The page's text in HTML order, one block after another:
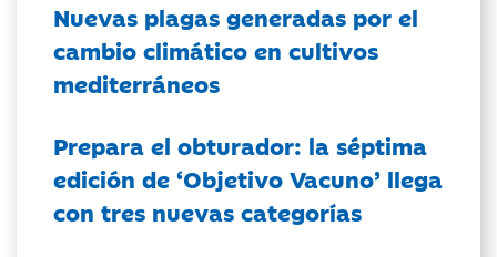
Nuevas plagas generadas por el
cambio climático en cultivos
mediterráneos
Prepara el obturador: la séptima
edición de ‘Objetivo Vacuno’ llega
con tres nuevas categorías